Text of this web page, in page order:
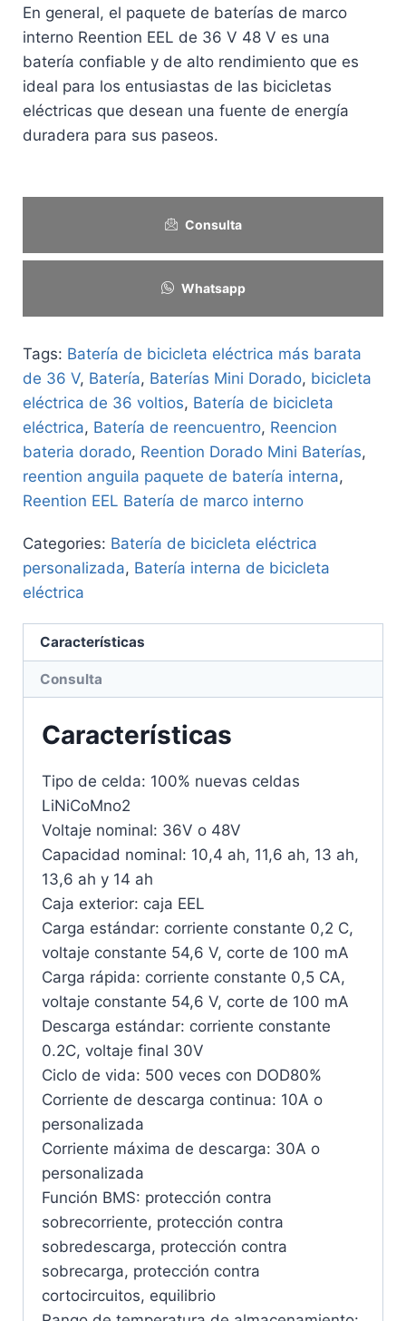
En general, el paquete de baterías de marco
interno Reention EEL de 36 V 48 V es una
batería confiable y de alto rendimiento que es
ideal para los entusiastas de las bicicletas
eléctricas que desean una fuente de energía
duradera para sus paseos.
Consulta
Whatsapp
Tags: Batería de bicicleta eléctrica más barata
de 36 V, Batería, Baterías Mini Dorado, bicicleta
eléctrica de 36 voltios, Batería de bicicleta
eléctrica, Batería de reencuentro, Reencion
bateria dorado, Reention Dorado Mini Baterías,
reention anguila paquete de batería interna,
Reention EEL Batería de marco interno
Categories: Batería de bicicleta eléctrica
personalizada, Batería interna de bicicleta
eléctrica
Características
Consulta
Características
Tipo de celda: 100% nuevas celdas
LiNiCoMno2
Voltaje nominal: 36V o 48V
Capacidad nominal: 10,4 ah, 11,6 ah, 13 ah,
13,6 ah y 14 ah
Caja exterior: caja EEL
Carga estándar: corriente constante 0,2 C,
voltaje constante 54,6 V, corte de 100 mA
Carga rápida: corriente constante 0,5 CA,
voltaje constante 54,6 V, corte de 100 mA
Descarga estándar: corriente constante
0.2C, voltaje final 30V
Ciclo de vida: 500 veces con DOD80%
Corriente de descarga continua: 10A o
personalizada
Corriente máxima de descarga: 30A o
personalizada
Función BMS: protección contra
sobrecorriente, protección contra
sobredescarga, protección contra
sobrecarga, protección contra
cortocircuitos, equilibrio